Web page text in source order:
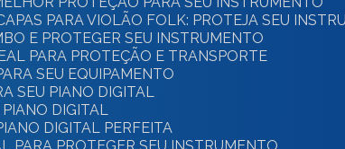
CAPAS PARA VIOLÃO FOLK: PROTEJA SEU
E PROTEGER SEU INSTRUMENTO
PARA PROTEÇÃO E TRANSPORTE
SEU EQUIPAMENTO
SEU PIANO DIGITAL
PIANO DIGITAL
DIGITAL PERFEITA